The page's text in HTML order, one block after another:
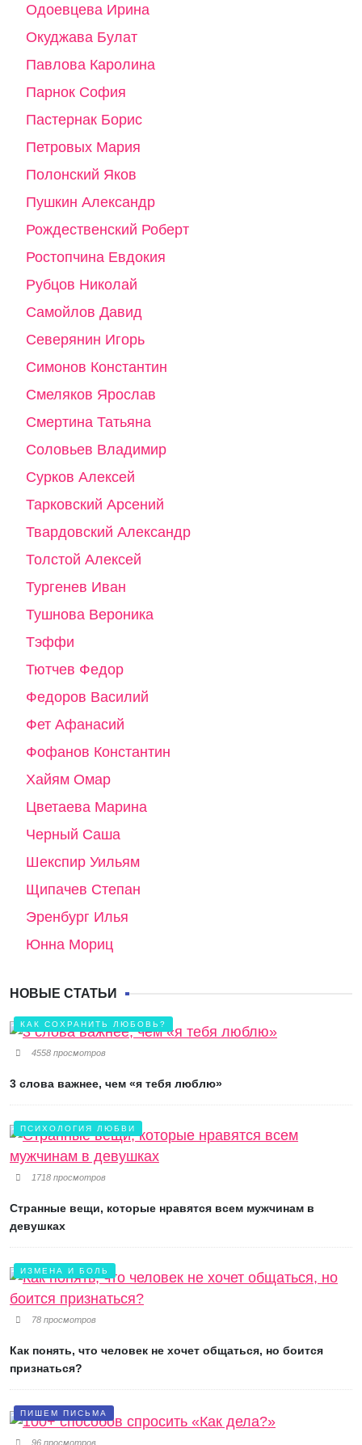
Одоевцева Ирина
Окуджава Булат
Павлова Каролина
Парнок София
Пастернак Борис
Петровых Мария
Полонский Яков
Пушкин Александр
Рождественский Роберт
Ростопчина Евдокия
Рубцов Николай
Самойлов Давид
Северянин Игорь
Симонов Константин
Смеляков Ярослав
Смертина Татьяна
Соловьев Владимир
Сурков Алексей
Тарковский Арсений
Твардовский Александр
Толстой Алексей
Тургенев Иван
Тушнова Вероника
Тэффи
Тютчев Федор
Федоров Василий
Фет Афанасий
Фофанов Константин
Хайям Омар
Цветаева Марина
Черный Саша
Шекспир Уильям
Щипачев Степан
Эренбург Илья
Юнна Мориц
НОВЫЕ СТАТЬИ
КАК СОХРАНИТЬ ЛЮБОВЬ?
4558 просмотров
3 слова важнее, чем «я тебя люблю»
ПСИХОЛОГИЯ ЛЮБВИ
1718 просмотров
Странные вещи, которые нравятся всем мужчинам в
девушках
ИЗМЕНА И БОЛЬ
78 просмотров
Как понять, что человек не хочет общаться, но боится
признаться?
ПИШЕМ ПИСЬМА
96 просмотров